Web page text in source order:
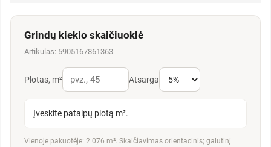
Grindų kiekio skaičiuoklė
Artikulas: 5905167861363
Plotas, m² Atsarga
Įveskite patalpų plotą m².
Vienoje pakuotėje: 2.076 m². Skaičiavimas orientacinis; galutinį